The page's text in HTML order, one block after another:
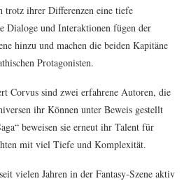
trotz ihrer Differenzen eine tiefe
Dialoge und Interaktionen fügen der
hinzu und machen die beiden Kapitäne
Protagonisten.
Corvus sind zwei erfahrene Autoren, die
ihr Können unter Beweis gestellt
beweisen sie erneut ihr Talent für
mit viel Tiefe und Komplexität.
vielen Jahren in der Fantasy-Szene aktiv